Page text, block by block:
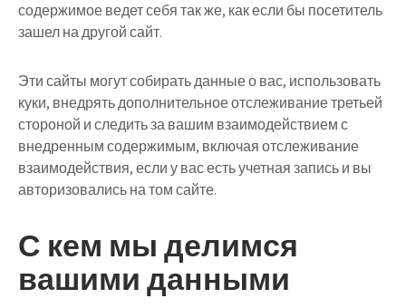
содержимое ведет себя так же, как если бы посетитель
зашел на другой сайт.
Эти сайты могут собирать данные о вас, использовать
куки, внедрять дополнительное отслеживание третьей
стороной и следить за вашим взаимодействием с
внедренным содержимым, включая отслеживание
взаимодействия, если у вас есть учетная запись и вы
авторизовались на том сайте.
С кем мы делимся
вашими данными